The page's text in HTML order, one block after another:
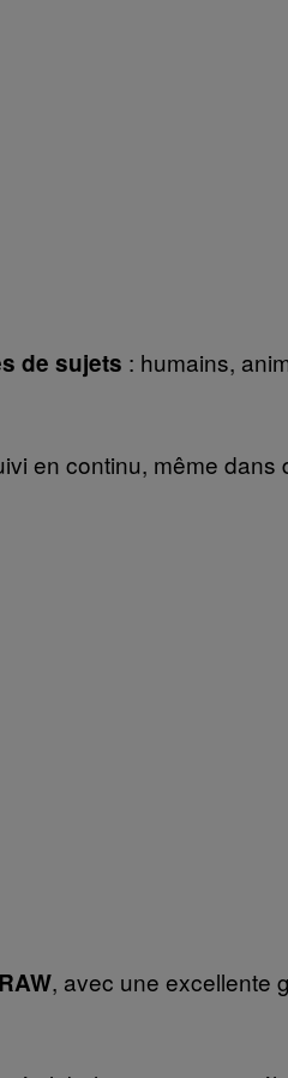
de sujets : humains,
en continu, même dans
, avec une excellente